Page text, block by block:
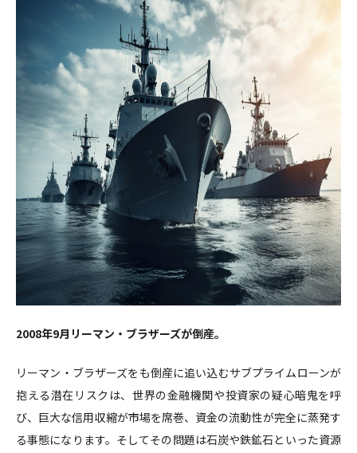
2008年9月リーマン・ブラザーズが倒産。
リーマン・ブラザーズをも倒産に追い込むサブプライムローンが
抱える潜在リスクは、世界の金融機関や投資家の疑心暗鬼を呼
び、巨大な信用収縮が市場を席巻、資金の流動性が完全に蒸発す
る事態になります。そしてその問題は石炭や鉄鉱石といった資源